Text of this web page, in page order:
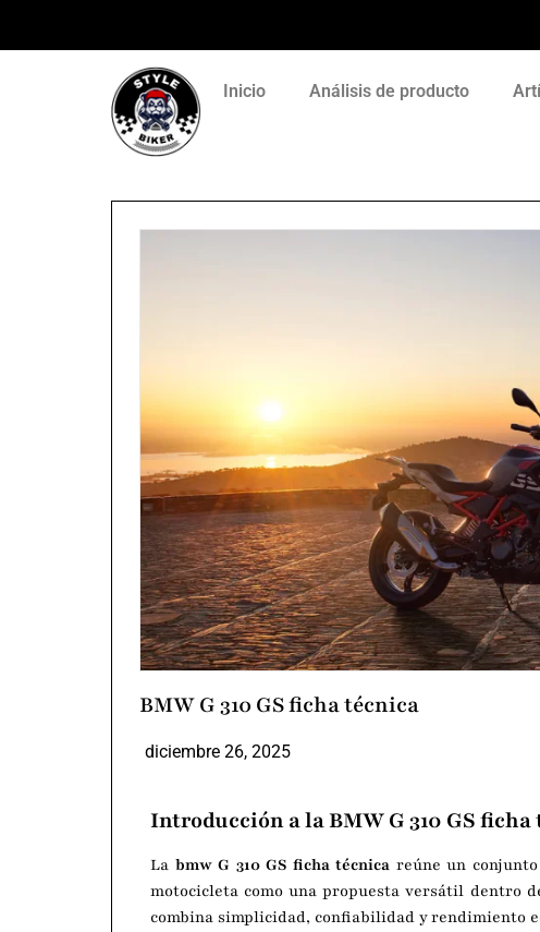
Inicio Análisis de producto
BMW G 310 GS ficha técnica
diciembre 26, 2025
Introducción a la BMW G 310 GS
La bmw G 310 GS ficha técnica reúne un
motocicleta como una propuesta versátil dentro
combina simplicidad, confiabilidad y rendimiento